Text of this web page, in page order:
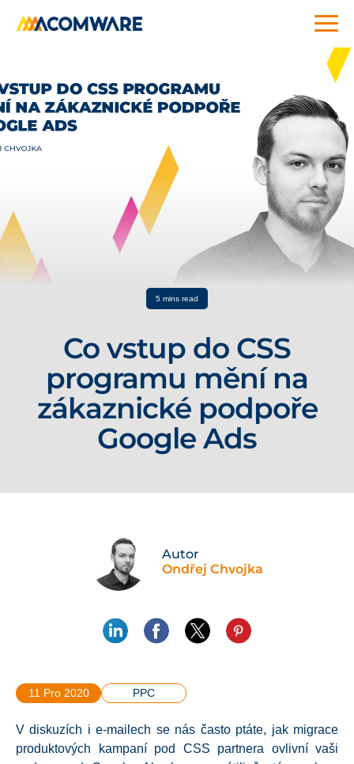
5 mins read
Co vstup do CSS
programu mění na
zákaznické podpoře
Google Ads
Autor
Ondřej Chvojka
11 Pro 2020 PPC
V diskuzích i e-mailech se nás často ptáte, jak migrace
produktových kampaní pod CSS partnera ovlivní vaši